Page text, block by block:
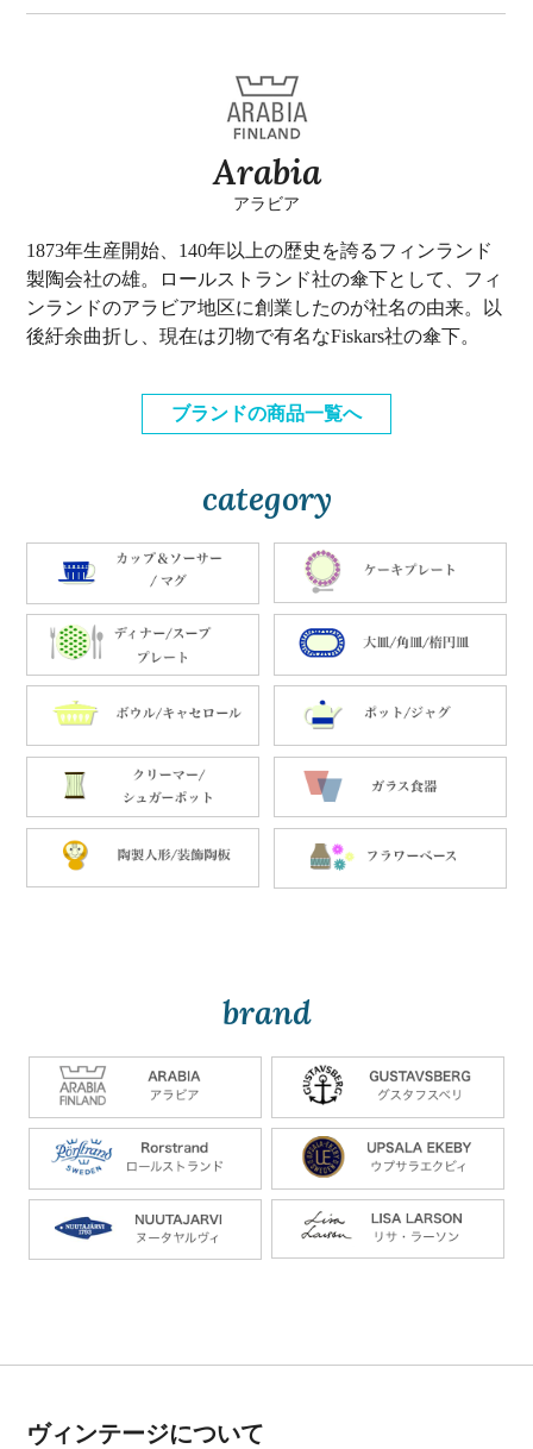
Arabia
アラビア
1873年生産開始、140年以上の歴史を誇るフィンランド
製陶会社の雄。ロールストランド社の傘下として、フィ
ンランドのアラビア地区に創業したのが社名の由来。以
後紆余曲折し、現在は刃物で有名なFiskars社の傘下。
ブランドの商品一覧へ
category
brand
ヴィンテージについて